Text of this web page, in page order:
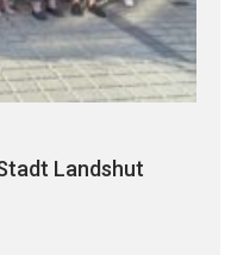
Landshut